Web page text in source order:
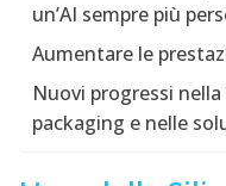
un’AI sempre più
Aumentare le
Nuovi progressi
packaging e nelle